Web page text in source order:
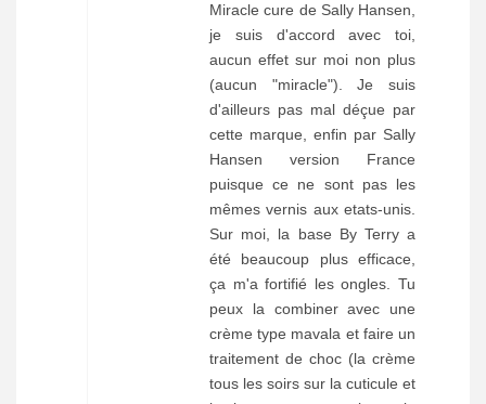
Miracle cure de Sally Hansen,
je suis d'accord avec toi,
aucun effet sur moi non plus
(aucun "miracle"). Je suis
d'ailleurs pas mal déçue par
cette marque, enfin par Sally
Hansen version France
puisque ce ne sont pas les
mêmes vernis aux etats-unis.
Sur moi, la base By Terry a
été beaucoup plus efficace,
ça m'a fortifié les ongles. Tu
peux la combiner avec une
crème type mavala et faire un
traitement de choc (la crème
tous les soirs sur la cuticule et